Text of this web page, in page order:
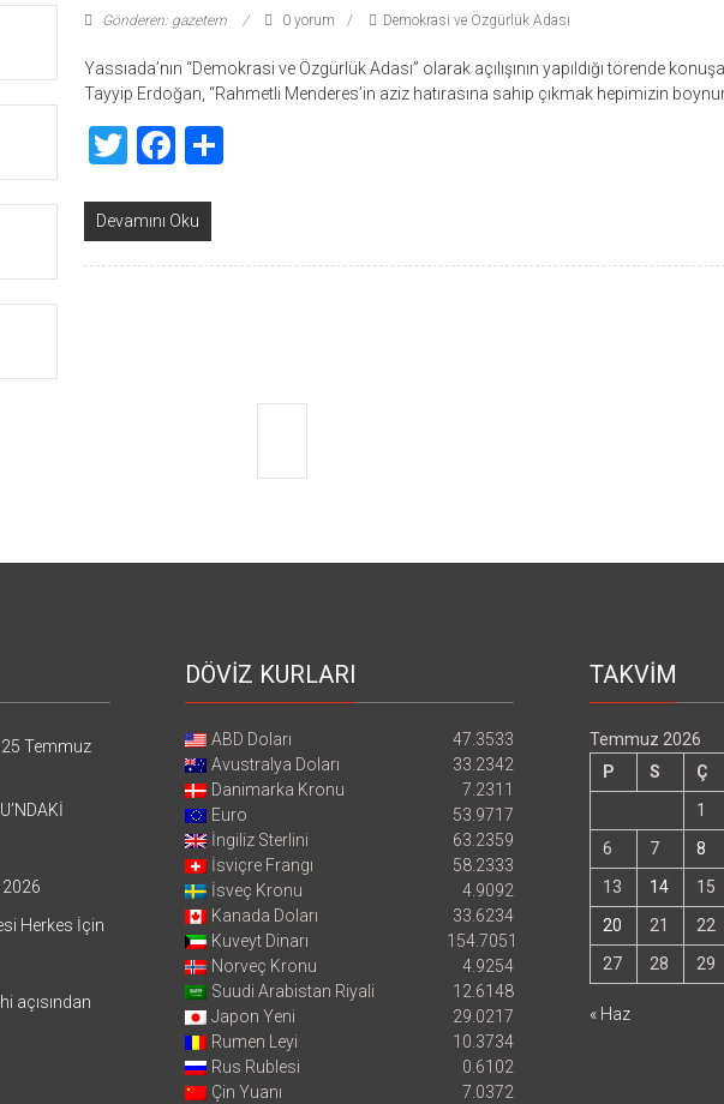
Gönderen: gazetem 0 yorum Demokrasi ve Özgürlük Adası
Yassıada’nın “Demokrasi ve Özgürlük Adası” olarak açılışının yapıldığı törende
Tayyip Erdoğan, “Rahmetli Menderes’in aziz hatırasına sahip çıkmak hepimizin
TwitterFacebook
Devamını Oku
25 Temmuz
Herkes İçin
açısından
DÖVİZ KURLARI
ABD Doları
47.3533
Avustralya Doları
33.2342
Danimarka Kronu
7.2311
Euro
53.9717
İngiliz Sterlini
63.2359
İsviçre Frangı
58.2333
İsveç Kronu
4.9092
Kanada Doları
33.6234
Kuveyt Dinarı
154.7051
Norveç Kronu
4.9254
Suudi Arabistan Riyali
12.6148
Japon Yeni
29.0217
Rumen Leyi
10.3734
Rus Rublesi
0.6102
Çin Yuanı
7.0372
TAKVİM
Temmuz 2026
P
S Ç
1
6
7 8
13
14 15
20
21 22
27
28 29
« Haz